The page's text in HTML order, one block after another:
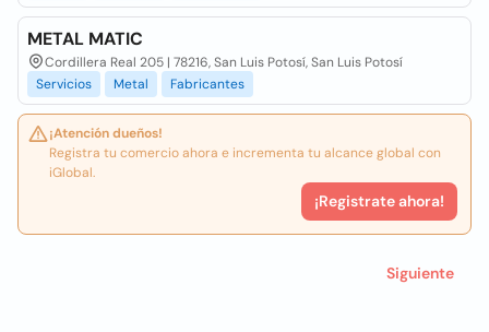
METAL MATIC
Cordillera Real 205 | 78216, San Luis Potosí, San Luis Potosí
Servicios
Metal Fabricantes
¡Atención dueños!
Registra tu comercio ahora e incrementa tu alcance global con
iGlobal.
¡Registrate ahora!
Siguiente